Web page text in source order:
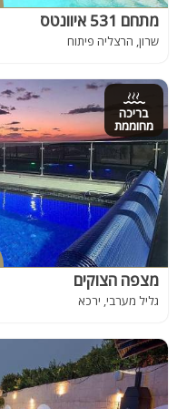
מתחם 531 איוונטס
שרון, הרצליה פיתוח
בריכה
מחוממת
מצפה הצוקים
גליל מערבי, ירכא